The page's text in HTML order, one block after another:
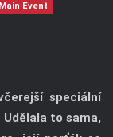
Event
speciální
Udělala to sama,